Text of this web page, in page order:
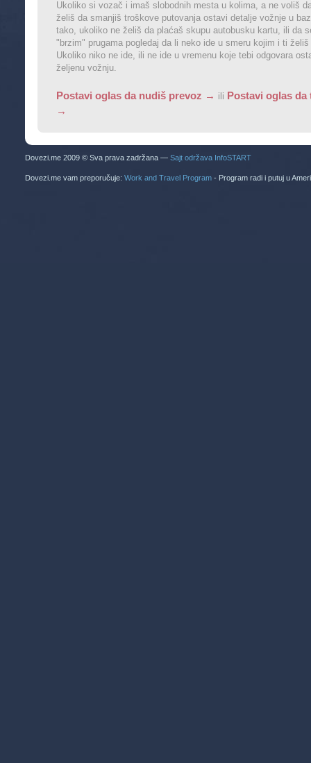
Ukoliko si vozač i imaš slobodnih mesta u kolima, a ne voliš
želiš da smanjiš troškove putovanja ostavi detalje vožnje u
tako, ukoliko ne želiš da plaćaš skupu autobusku kartu, ili da
"brzim" prugama pogledaj da li neko ide u smeru kojim i ti
Ukoliko niko ne ide, ili ne ide u vremenu koje tebi odgovara
željenu vožnju.
Postavi oglas da nudiš prevoz → ili Postavi oglas
→
Dovezi.me 2009 © Sva prava zadržana — Sajt održava InfoSTART
Dovezi.me vam preporučuje: Work and Travel Program - Program radi i putuj u